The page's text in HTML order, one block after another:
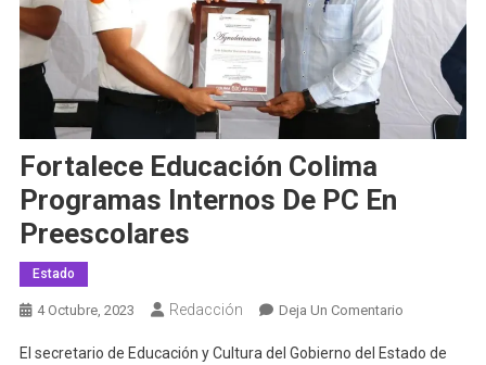
Fortalece Educación Colima
Programas Internos De PC En
Preescolares
Estado
4 Octubre, 2023 Redacción Deja Un ComentarioEn
Educación
El secretario de Educación y Cultura del Gobierno del Estado de